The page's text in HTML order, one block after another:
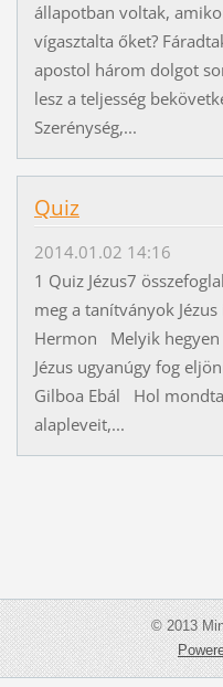
állapotban voltak,
vígasztalta őket?
apostol három dolgot
lesz a teljesség
Szerénység,...
Quiz
2014.01.02 14:16
1 Quiz Jézus7
meg a tanítványok
Hermon Melyik hegyen
Jézus ugyanúgy fog
Gilboa Ebál Hol mondta
alapleveit,...
© 2013